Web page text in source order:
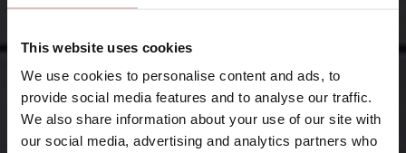
This website uses cookies
We use cookies to personalise content and ads, to
provide social media features and to analyse our traffic.
We also share information about your use of our site with
our social media, advertising and analytics partners who